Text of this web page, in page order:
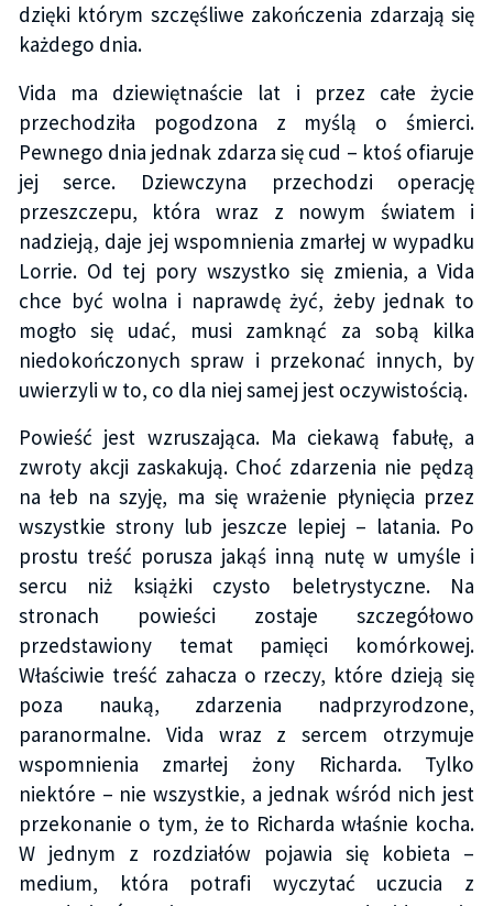
dzięki którym szczęśliwe zakończenia zdarzają się
każdego dnia.
Vida ma dziewiętnaście lat i przez całe życie
przechodziła pogodzona z myślą o śmierci.
Pewnego dnia jednak zdarza się cud – ktoś ofiaruje
jej serce. Dziewczyna przechodzi operację
przeszczepu, która wraz z nowym światem i
nadzieją, daje jej wspomnienia zmarłej w wypadku
Lorrie. Od tej pory wszystko się zmienia, a Vida
chce być wolna i naprawdę żyć, żeby jednak to
mogło się udać, musi zamknąć za sobą kilka
niedokończonych spraw i przekonać innych, by
uwierzyli w to, co dla niej samej jest oczywistością.
Powieść jest wzruszająca. Ma ciekawą fabułę, a
zwroty akcji zaskakują. Choć zdarzenia nie pędzą
na łeb na szyję, ma się wrażenie płynięcia przez
wszystkie strony lub jeszcze lepiej – latania. Po
prostu treść porusza jakąś inną nutę w umyśle i
sercu niż książki czysto beletrystyczne. Na
stronach powieści zostaje szczegółowo
przedstawiony temat pamięci komórkowej.
Właściwie treść zahacza o rzeczy, które dzieją się
poza nauką, zdarzenia nadprzyrodzone,
paranormalne. Vida wraz z sercem otrzymuje
wspomnienia zmarłej żony Richarda. Tylko
niektóre – nie wszystkie, a jednak wśród nich jest
przekonanie o tym, że to Richarda właśnie kocha.
W jednym z rozdziałów pojawia się kobieta –
medium, która potrafi wyczytać uczucia z